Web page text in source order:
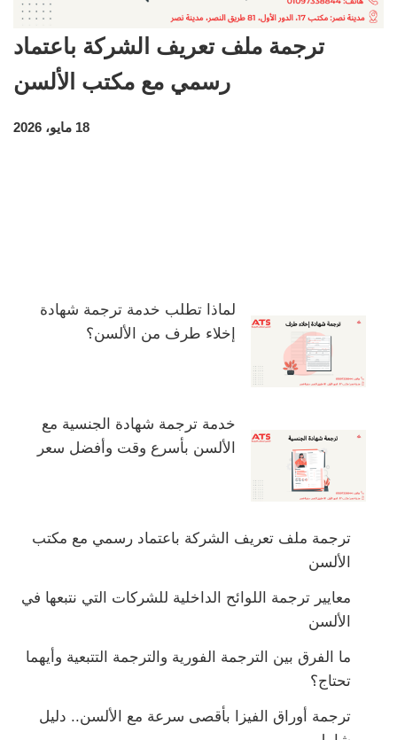
ترجمة ملف تعريف الشركة باعتماد
رسمي مع مكتب الألسن
18 مايو، 2026
لماذا تطلب خدمة ترجمة شهادة
إخلاء طرف من الألسن؟
خدمة ترجمة شهادة الجنسية مع
الألسن بأسرع وقت وأفضل سعر
ترجمة ملف تعريف الشركة باعتماد رسمي مع مكتب
الألسن
معايير ترجمة اللوائح الداخلية للشركات التي نتبعها في
الألسن
ما الفرق بين الترجمة الفورية والترجمة التتبعية وأيهما
تحتاج؟
ترجمة أوراق الفيزا بأقصى سرعة مع الألسن.. دليل